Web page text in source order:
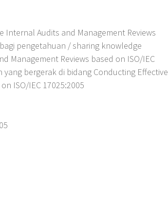
Audits and Management Reviews
pengetahuan / sharing knowledge
Management Reviews based on ISO/IEC
bergerak di bidang Conducting Effective
ISO/IEC 17025:2005